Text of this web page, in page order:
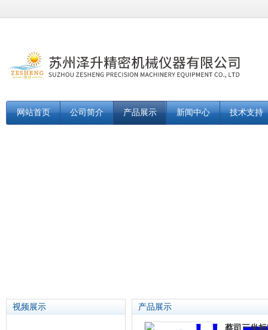
网站首页 公司简介 产品展示 新闻中心 技术支持
视频展示 产品展示
蔡司三坐